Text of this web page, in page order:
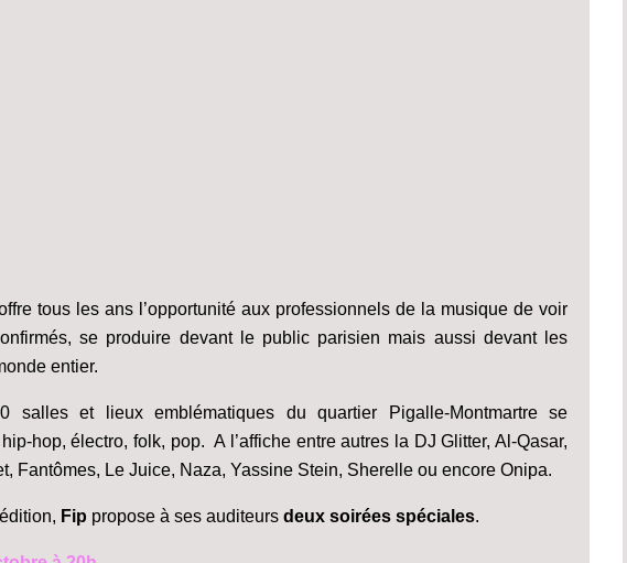
tous les ans l’opportunité aux professionnels de la musique de voir
se produire devant le public parisien mais aussi devant les
entier.
salles et lieux emblématiques du quartier Pigalle-Montmartre se
hop, électro, folk, pop. A l’affiche entre autres la DJ Glitter, Al-Qasar,
Fantômes, Le Juice, Naza, Yassine Stein, Sherelle ou encore Onipa.
Fip propose à ses auditeurs deux soirées spéciales.